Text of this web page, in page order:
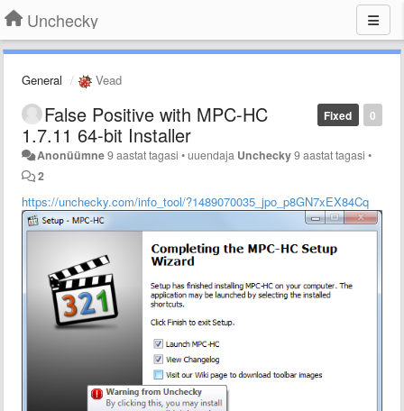
Unchecky
General Vead
0
Fixed
False Positive with MPC-HC
1.7.11 64-bit Installer
Anonüümne9 aastat tagasi •uuendaja Unchecky9 aastat tagasi •
2
https://unchecky.com/info_tool/?1489070035_jpo_p8GN7xEX84Cq